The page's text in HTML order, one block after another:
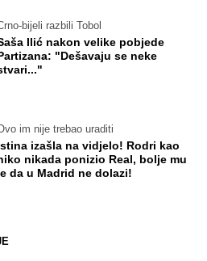
bijeli razbili Tobol
Ilić nakon velike pobjede
"Dešavaju se neke
im nije trebao uraditi
izašla na vidjelo! Rodri kao
nikada ponizio Real, bolje mu
da u Madrid ne dolazi!